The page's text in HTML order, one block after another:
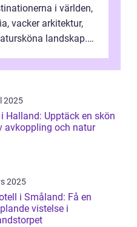
i världen,
vacker arkitektur,
landskap.
2025
Halland: Upptäck en skön
avkoppling och natur
2025
i Småland: Få en
vistelse i